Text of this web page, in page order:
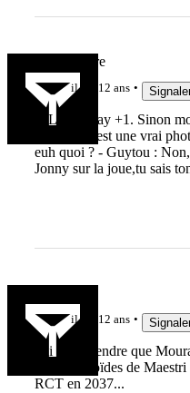
Alabonnaire
il y a 12 ans
@Linkounay +1. Sinon
c'est que c'est une vrai
euh quoi ? - Guytou :
Jonny sur la joue,tu sais
il y a 12 ans
J'ai cru entendre que
spermatozoïdes de
RCT en 2037...